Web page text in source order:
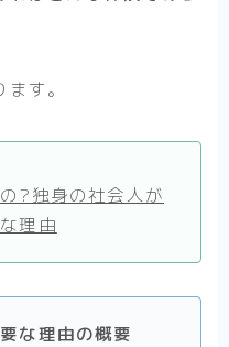
す。
?独身の社会人が
理由
な理由の概要